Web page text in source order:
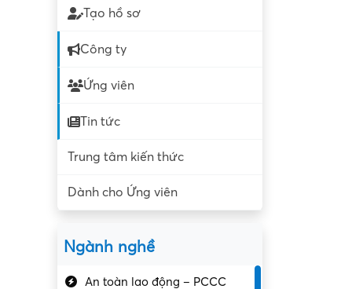
Tạo hồ sơ
Công ty
Ứng viên
Tin tức
Trung tâm kiến thức
Dành cho Ứng viên
Ngành nghề
An toàn lao động – PCCC